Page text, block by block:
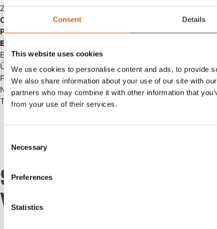
Consent Details
This website uses cookies
We use cookies to personalise content and ads, to provide
We also share information about your use of our site with
partners who may combine it with other information that
from your use of their services.
Selection
Necessary
Preferences
Statistics
Zufriedenheit unserer Kunden ist unser Antrieb.
CONTACT US
Phone: +45 81 77 02 50
E-mail:
EMA
Über uns
Policys
Nachhaltigkeit
Terms of purchase
STOLZES MITGLIED
VON